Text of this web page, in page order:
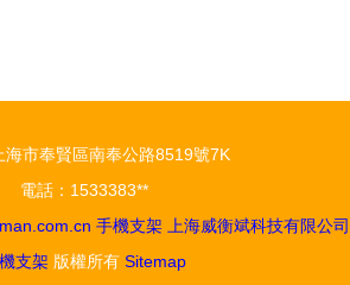
海市奉賢區南奉公路8519號7K
電話：1533383**
手機支架 上海威衡斌科技有限公司
支架 版權所有 Sitemap